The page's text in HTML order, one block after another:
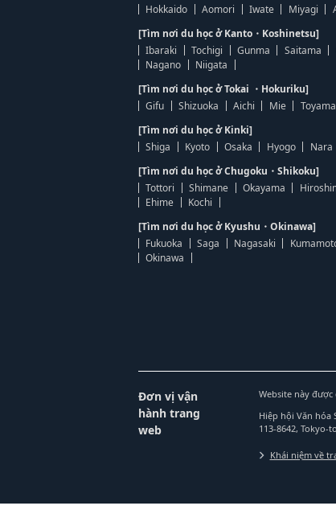
Hokkaido
Aomori Iwate Miyagi
[Tìm nơi du học ở Kanto・Koshinetsu]
Ibaraki
Tochigi Gunma Saitama
Nagano
Niigata
[Tìm nơi du học ở Tokai ・Hokuriku]
Gifu
Shizuoka Aichi Mie Toyama
[Tìm nơi du học ở Kinki]
Shiga
Kyoto Osaka Hyogo Nara
[Tìm nơi du học ở Chugoku・Shikoku]
Tottori
Shimane Okayama
Ehime
Kochi
[Tìm nơi du học ở Kyushu・Okinawa]
Fukuoka
Saga Nagasaki
Okinawa
Đơn vị vận
hành trang
web
Website này
Hiệp hội Văn hóa
113-8642, Tokyo-
Khái niệm về